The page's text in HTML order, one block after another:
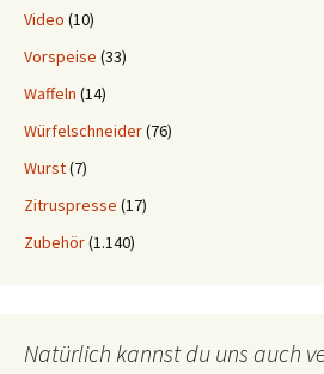
Video (10)
Vorspeise (33)
Waffeln (14)
Würfelschneider(76)
Wurst(7)
Zitruspresse (17)
Zubehör(1.140)
Natürlich kannst du uns auch